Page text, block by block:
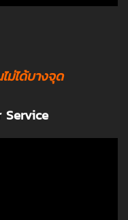
ม่ได้บางจุด
Service